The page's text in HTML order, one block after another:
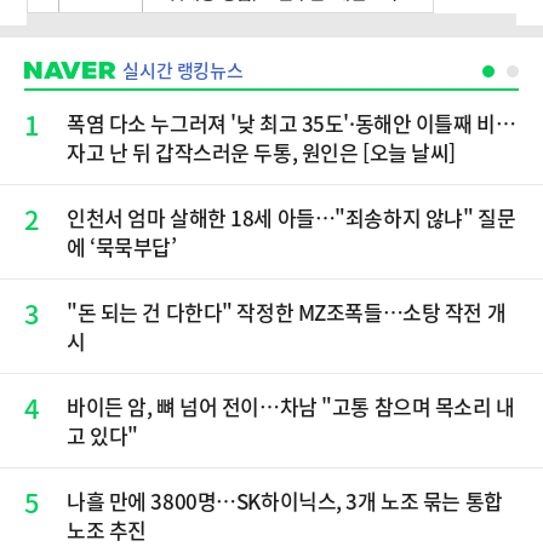
실시간 랭킹뉴스
1
폭염 다소 누그러져 '낮 최고 35도'·동해안 이틀째 비…
자고 난 뒤 갑작스러운 두통, 원인은 [오늘 날씨]
2
인천서 엄마 살해한 18세 아들…"죄송하지 않냐" 질문
에 ‘묵묵부답’
3
"돈 되는 건 다한다" 작정한 MZ조폭들…소탕 작전 개
시
4
바이든 암, 뼈 넘어 전이…차남 "고통 참으며 목소리 내
고 있다"
5
나흘 만에 3800명…SK하이닉스, 3개 노조 묶는 통합
노조 추진